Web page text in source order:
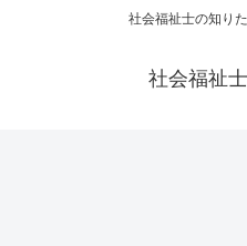
社会福祉士の知り
社会福祉